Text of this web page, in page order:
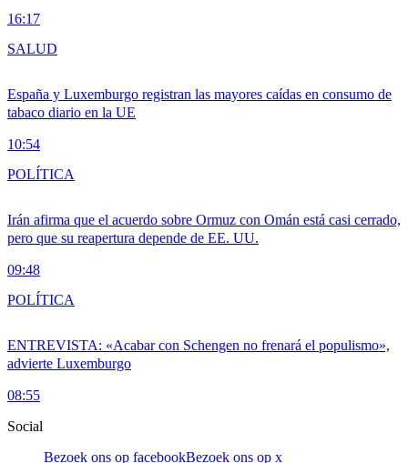
16:17
España y Luxemburgo registran las mayores caídas en consumo de
tabaco diario en la UE
10:54
SALUD
Irán afirma que el acuerdo sobre Ormuz con Omán está casi cerrado,
pero que su reapertura depende de EE. UU.
09:48
POLÍTICA
ENTREVISTA: «Acabar con Schengen no frenará el populismo»,
advierte Luxemburgo
08:55
POLÍTICA
Social
Bezoek ons op facebookBezoek ons op x